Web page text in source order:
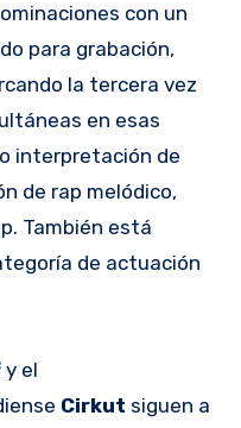
con un
para grabación,
la tercera vez
en esas
interpretación de
de rap melódico,
También está
de actuación
y el
Cirkut siguen a